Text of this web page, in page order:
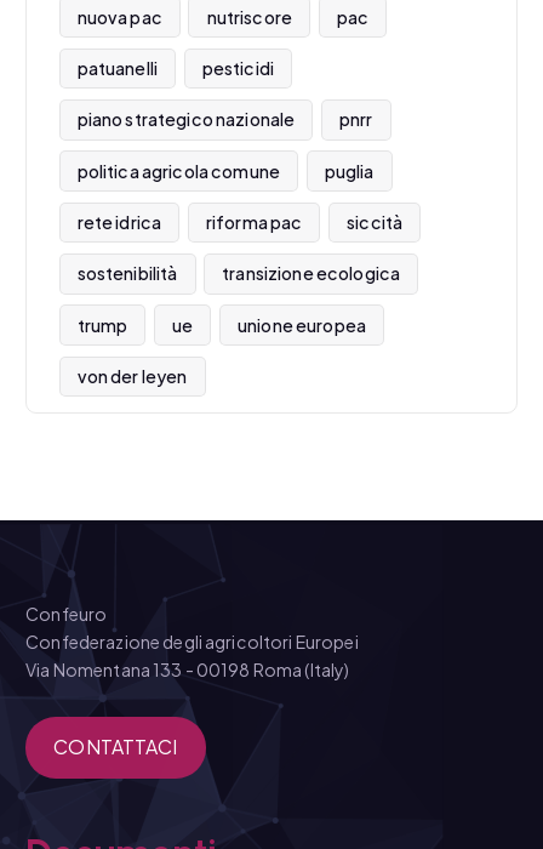
nuova pac nutriscore pac
patuanelli pesticidi
piano strategico nazionale pnrr
politica agricola comune puglia
rete idrica riforma pac siccità
sostenibilità transizione ecologica
trump ue unione europea
von der leyen
Confeuro
Confederazione degli agricoltori Europei
Via Nomentana 133 - 00198 Roma (Italy)
CONTATTACI